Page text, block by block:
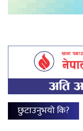
छुटाउनुभयो कि?